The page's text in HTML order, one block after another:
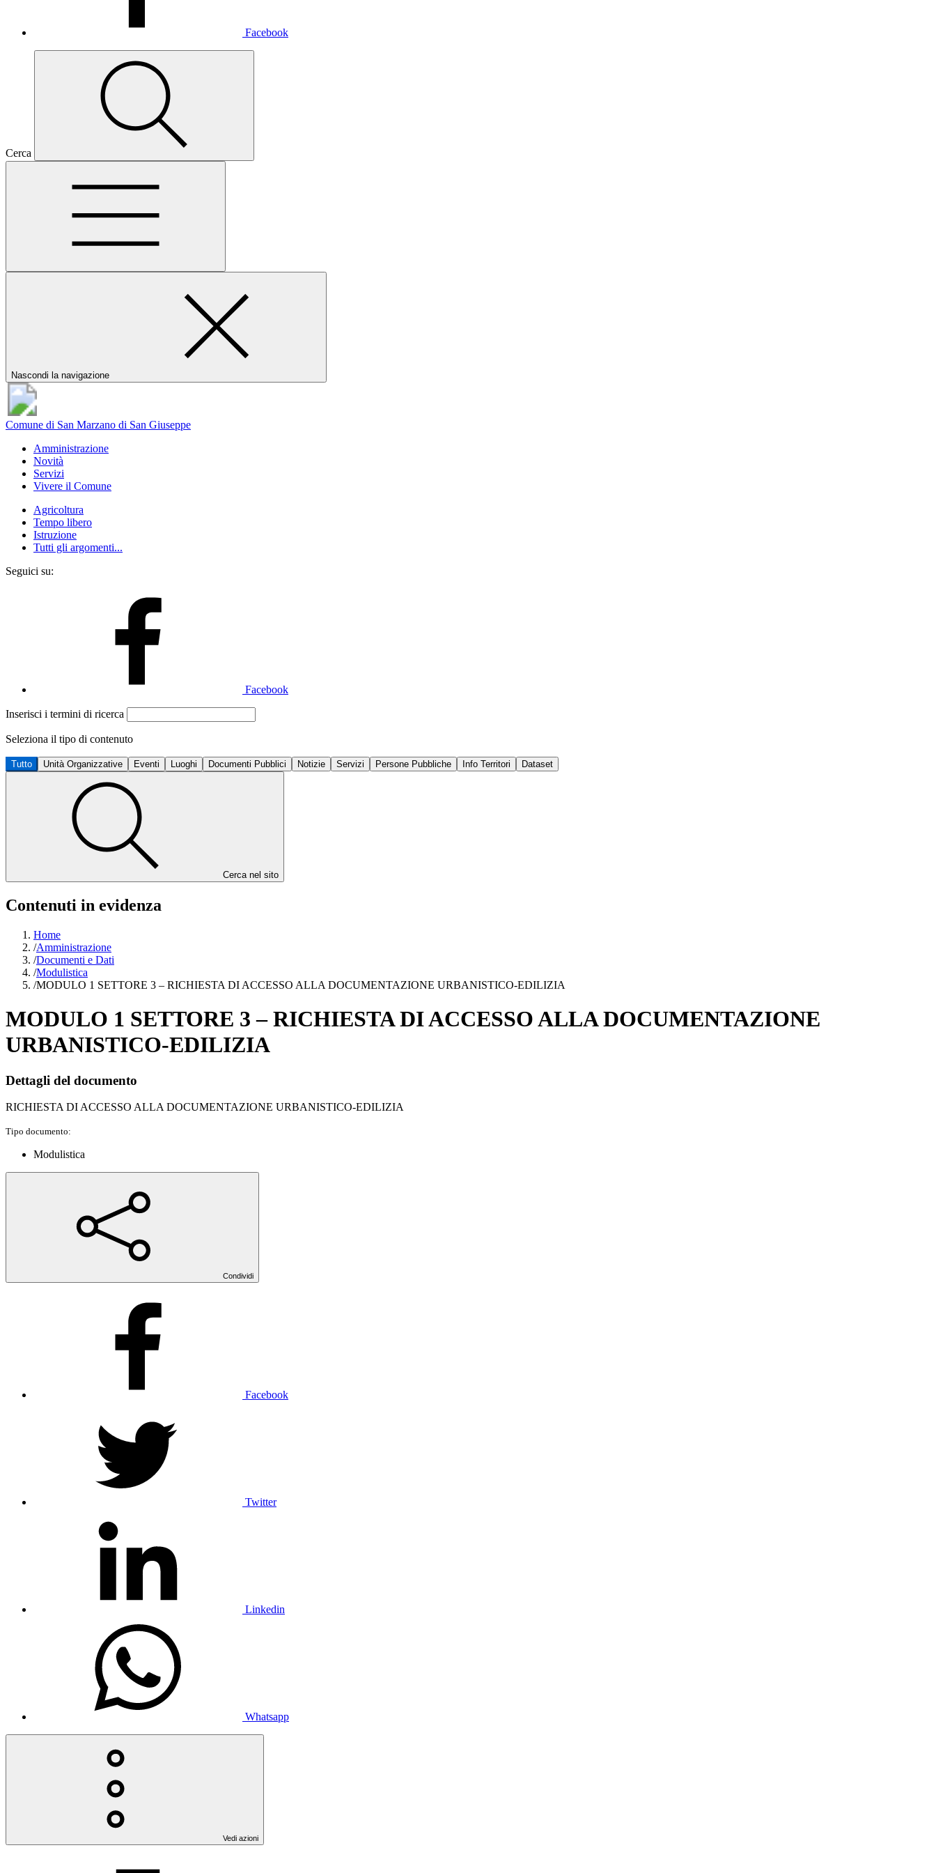
Facebook
Cerca
Nascondi la navigazione
Comune di San Marzano di San Giuseppe
Amministrazione
Novità
Servizi
Vivere il Comune
Agricoltura
Tempo libero
Istruzione
Tutti gli argomenti...
Seguici su:
Facebook
Inserisci i termini di ricerca
Seleziona il tipo di contenuto
Tutto Unità Organizzative Eventi Luoghi Documenti Pubblici Notizie Servizi Persone Pubbliche Info Territori Dataset
Cerca nel sito
Contenuti in evidenza
Home
/Amministrazione
/Documenti e Dati
/Modulistica
/MODULO 1 SETTORE 3 – RICHIESTA DI ACCESSO ALLA DOCUMENTAZIONE URBANISTICO-EDILIZIA
MODULO 1 SETTORE 3 – RICHIESTA DI ACCESSO ALLA DOCUMENTAZIONE
URBANISTICO-EDILIZIA
Dettagli del documento
RICHIESTA DI ACCESSO ALLA DOCUMENTAZIONE URBANISTICO-EDILIZIA
Tipo documento:
Modulistica
Condividi
Facebook
Twitter
Linkedin
Whatsapp
Vedi azioni